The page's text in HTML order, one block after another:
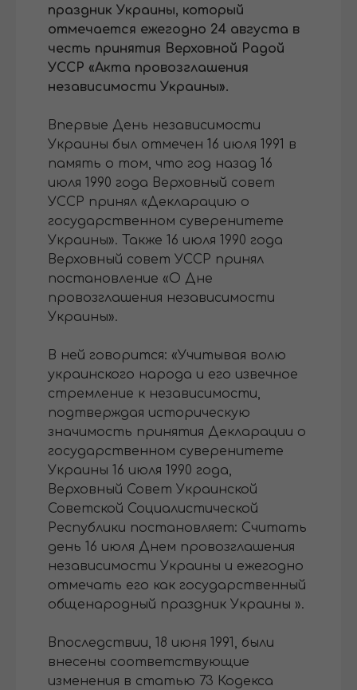
праздник Украины, который
отмечается ежегодно 24 августа в
честь принятия Верховной Радой
УССР «Акта провозглашения
независимости Украины».
Впервые День независимости
Украины был отмечен 16 июля 1991 в
память о том, что год назад 16
июля 1990 года Верховный совет
УССР принял «Декларацию о
государственном суверенитете
Украины». Также 16 июля 1990 года
Верховный совет УССР принял
постановление «О Дне
провозглашения независимости
Украины».
В ней говорится: «Учитывая волю
украинского народа и его извечное
стремление к независимости,
подтверждая историческую
значимость принятия Декларации о
государственном суверенитете
Украины 16 июля 1990 года,
Верховный Совет Украинской
Советской Социалистической
Республики постановляет: Считать
день 16 июля Днем провозглашения
независимости Украины и ежегодно
отмечать его как государственный
общенародный праздник Украины ».
Впоследствии, 18 июня 1991, были
внесены соответствующие
изменения в статью 73 Кодекса